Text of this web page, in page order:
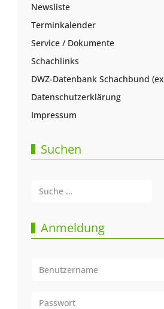
Newsliste
Terminkalender
Service / Dokumente
Schachlinks
DWZ-Datenbank Schachbund
Datenschutzerklärung
Impressum
Suchen
Anmeldung